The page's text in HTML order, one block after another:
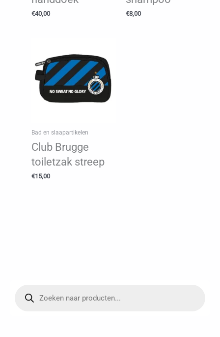
€40,00 €8,00
Bad en slaapartikelen
Club Brugge
toiletzak streep
€15,00